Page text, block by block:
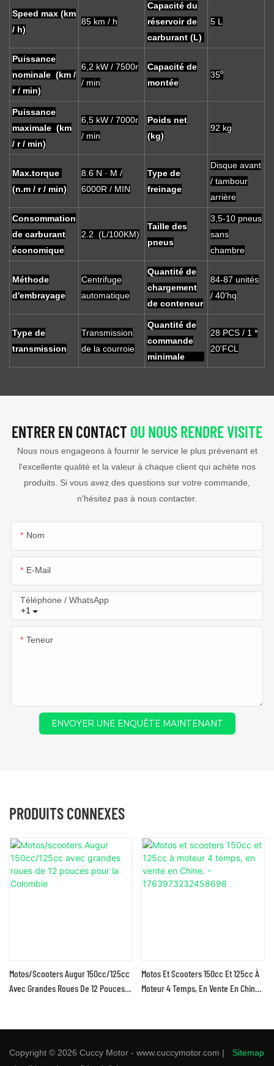
Speed ​​max (km
/ h)
85 km / h
Capacité du
réservoir de
carburant (L)
5 L
Puissance
nominale (km /
r / min)
6,2 kW / 7500r
/ min
Capacité de
montée
35⁰
Puissance
maximale (km
/ r / min)
6,5 kW / 7000r
/ min
Poids net
(kg)
92 kg
Max.torque
(n.m / r / min)
8.6 N · M /
6000R / MIN
Type de
freinage
Disque avant
/ tambour
arrière
Consommation
de carburant
économique
2.2 (L/100KM)
Taille des
pneus
3,5-10 pneus
sans
chambre
Méthode
d'embrayage
Centrifuge
automatique
Quantité de
chargement
de conteneur
84-87 unités
/ 40'hq
Type de
transmission
Transmission
de la courroie
Quantité de
commande
minimale
28 PCS / 1 *
20'FCL
ENTRER EN CONTACT OU NOUS RENDRE VISITE
Nous nous engageons à fournir le service le plus prévenant et
l'excellente qualité et la valeur à chaque client qui achète nos
produits. Si vous avez des questions sur votre commande,
n'hésitez pas à nous contacter.
Nom
E-Mail
+1
Téléphone / WhatsApp
Teneur
ENVOYER UNE ENQUÊTE MAINTENANT
PRODUITS CONNEXES
Motos/scooters Augur 150cc/125cc
Avec Grandes Roues De 12 Pouces
Motos Et Scooters 150cc Et 125cc À
Moteur 4 Temps, En Vente En Chine.
Copyright © 2026 Cuccy Motor - www.cuccymotor.com |
Sitemap